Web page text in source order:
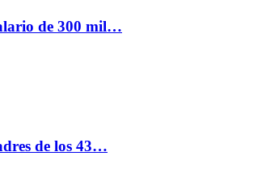
de 300 mil…
de los 43…